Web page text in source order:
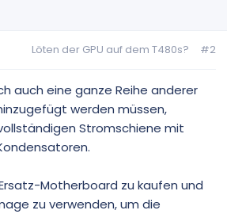
Löten der GPU auf dem T480s? #2
auch eine ganze Reihe anderer
werden müssen,
Stromschiene mit
Motherboard zu kaufen und
zu verwenden, um die